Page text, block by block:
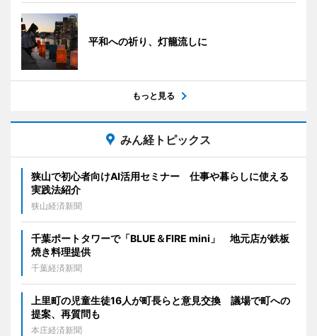
平和への祈り、灯籠流しに
もっと見る
みん経トピックス
狭山で初心者向けAI活用セミナー 仕事や暮らしに使える
実践法紹介
狭山経済新聞
千葉ポートタワーで「BLUE＆FIRE mini」 地元店が鉄板
焼き料理提供
千葉経済新聞
上里町の児童生徒16人が町長らと意見交換 議場で町への
提案、再質問も
本庄経済新聞